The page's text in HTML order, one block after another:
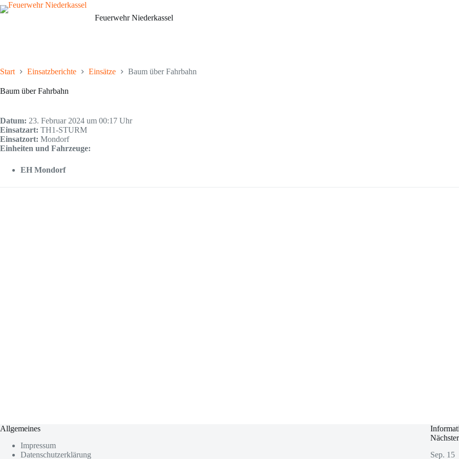
Zum
Inhalt
Feuerwehr Niederkassel
Start Einsatzberichte Einsätze Baum über Fahrbahn
Baum über Fahrbahn
Datum: 23. Februar 2024 um 00:17 Uhr
Einsatzart: TH1-STURM
Einsatzort: Mondorf
Einheiten und Fahrzeuge:
EH Mondorf
Allgemeines
Impressum
Datenschutzerklärung
Sep. 15